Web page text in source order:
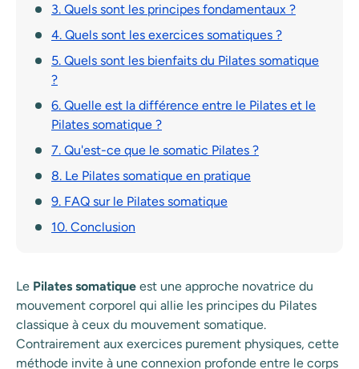
3. Quels sont les principes fondamentaux ?
4. Quels sont les exercices somatiques ?
5. Quels sont les bienfaits du Pilates somatique
?
6. Quelle est la différence entre le Pilates et le
Pilates somatique ?
7. Qu'est-ce que le somatic Pilates ?
8. Le Pilates somatique en pratique
9. FAQ sur le Pilates somatique
10. Conclusion
Le Pilates somatique est une approche novatrice du
mouvement corporel qui allie les principes du Pilates
classique à ceux du mouvement somatique.
Contrairement aux exercices purement physiques, cette
méthode invite à une connexion profonde entre le corps